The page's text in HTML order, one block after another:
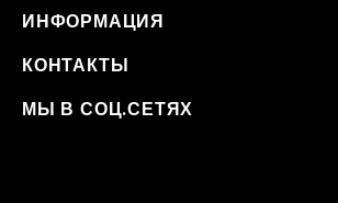
ИНФОРМАЦИЯ
КОНТАКТЫ
МЫ В СОЦ.СЕТЯХ